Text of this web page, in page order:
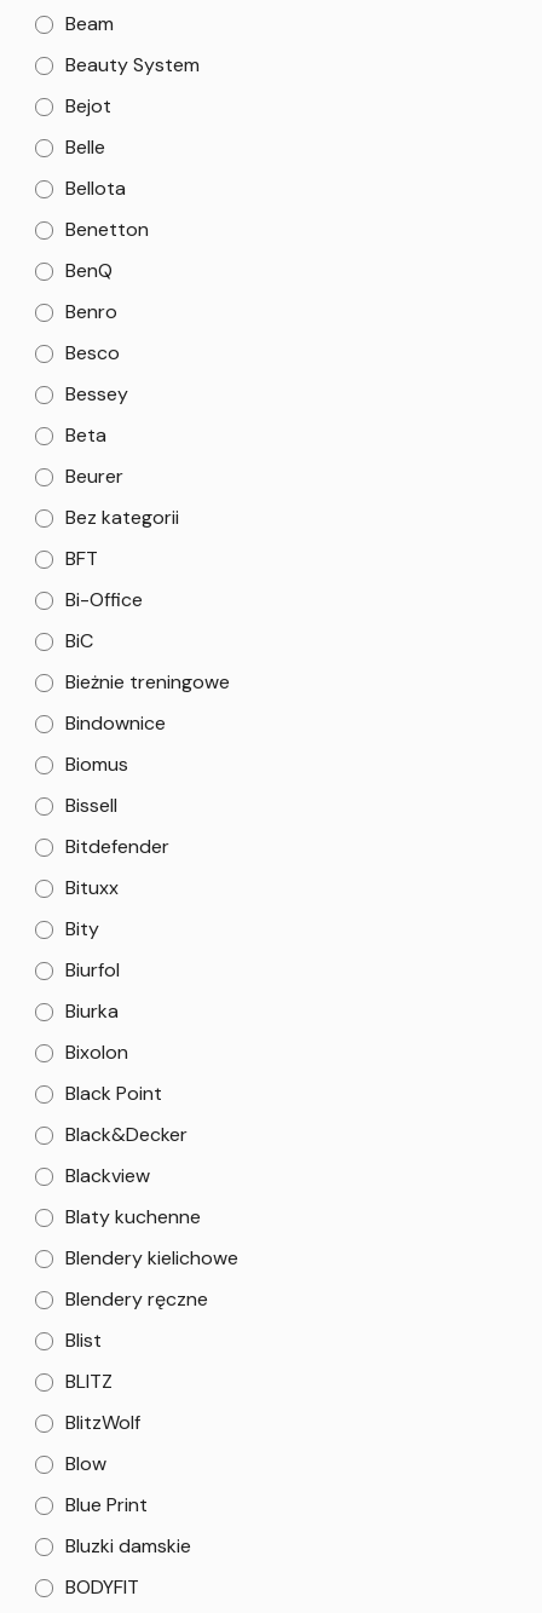
Beam
Beauty System
Bejot
Belle
Bellota
Benetton
BenQ
Benro
Besco
Bessey
Beta
Beurer
Bez kategorii
BFT
Bi-Office
BiC
Bieżnie treningowe
Bindownice
Biomus
Bissell
Bitdefender
Bituxx
Bity
Biurfol
Biurka
Bixolon
Black Point
Black&Decker
Blackview
Blaty kuchenne
Blendery kielichowe
Blendery ręczne
Blist
BLITZ
BlitzWolf
Blow
Blue Print
Bluzki damskie
BODYFIT